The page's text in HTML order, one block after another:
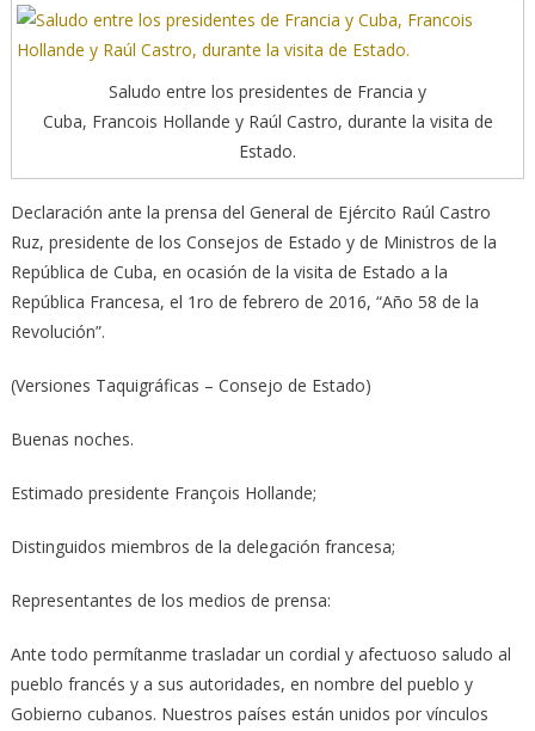
Saludo entre los presidentes de Francia y
Cuba, Francois Hollande y Raúl Castro, durante la visita de
Estado.
Declaración ante la prensa del General de Ejército Raúl Castro
Ruz, presidente de los Consejos de Estado y de Ministros de la
República de Cuba, en ocasión de la visita de Estado a la
República Francesa, el 1ro de febrero de 2016, “Año 58 de la
Revolución”.
(Versiones Taquigráficas – Consejo de Estado)
Buenas noches.
Estimado presidente François Hollande;
Distinguidos miembros de la delegación francesa;
Representantes de los medios de prensa:
Ante todo permítanme trasladar un cordial y afectuoso saludo al
pueblo francés y a sus autoridades, en nombre del pueblo y
Gobierno cubanos. Nuestros países están unidos por vínculos